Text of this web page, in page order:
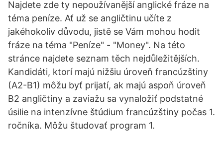
Najdete zde ty nepoužívanější anglické fráze na
téma peníze. Ať už se angličtinu učíte z
jakéhokoliv důvodu, jistě se Vám mohou hodit
fráze na téma "Peníze" - "Money". Na této
stránce najdete seznam těch nejdůležitějších.
Kandidáti, ktorí majú nižšiu úroveň francúzštiny
(A2-B1) môžu byť prijatí, ak majú aspoň úroveň
B2 angličtiny a zaviažu sa vynaložiť podstatné
úsilie na intenzívne štúdium francúzštiny počas 1.
ročníka. Môžu študovať program 1.